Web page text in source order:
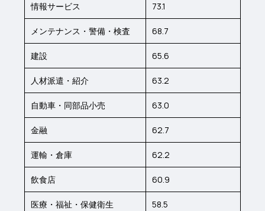
情報サービス 73.1
メンテナンス・警備・検査 68.7
建設 65.6
人材派遣・紹介 63.2
自動車・同部品小売 63.0
金融 62.7
運輸・倉庫 62.2
飲食店 60.9
医療・福祉・保健衛生 58.5